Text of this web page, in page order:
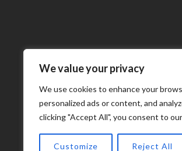
We value your privacy
We use cookies to enhance your
personalized ads or content, and
clicking "Accept All", you consent to
Customize Reject All